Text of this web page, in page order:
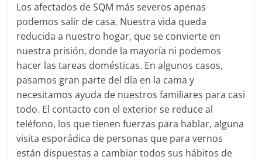
Los afectados de SQM más severos apenas
podemos salir de casa. Nuestra vida queda
reducida a nuestro hogar, que se convierte en
nuestra prisión, donde la mayoría ni podemos
hacer las tareas domésticas. En algunos casos,
pasamos gran parte del día en la cama y
necesitamos ayuda de nuestros familiares para casi
todo. El contacto con el exterior se reduce al
teléfono, los que tienen fuerzas para hablar, alguna
visita esporádica de personas que para vernos
están dispuestas a cambiar todos sus hábitos de